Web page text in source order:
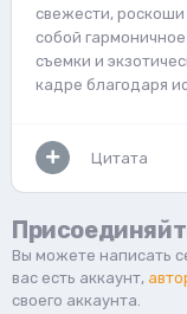
свежести, роскоши
собой
съемки и
кадре благодаря
Цитата
Вы можете написать
вас есть аккаунт,
своего аккаунта.